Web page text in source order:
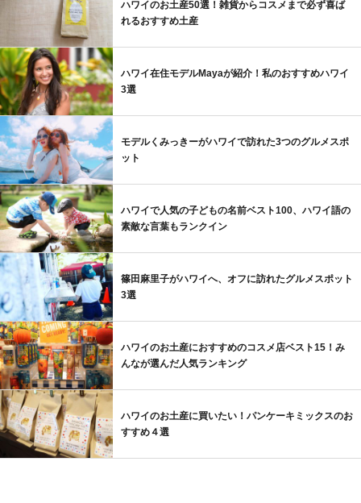
ハワイのお土産50選！雑貨からコスメまで必ず喜ば
れるおすすめ土産
ハワイ在住モデルMayaが紹介！私のおすすめハワイ
3選
モデルくみっきーがハワイで訪れた3つのグルメスポ
ット
ハワイで人気の子どもの名前ベスト100、ハワイ語の
素敵な言葉もランクイン
篠田麻里子がハワイへ、オフに訪れたグルメスポット
3選
ハワイのお土産におすすめのコスメ店ベスト15！み
んなが選んだ人気ランキング
ハワイのお土産に買いたい！パンケーキミックスのお
すすめ４選